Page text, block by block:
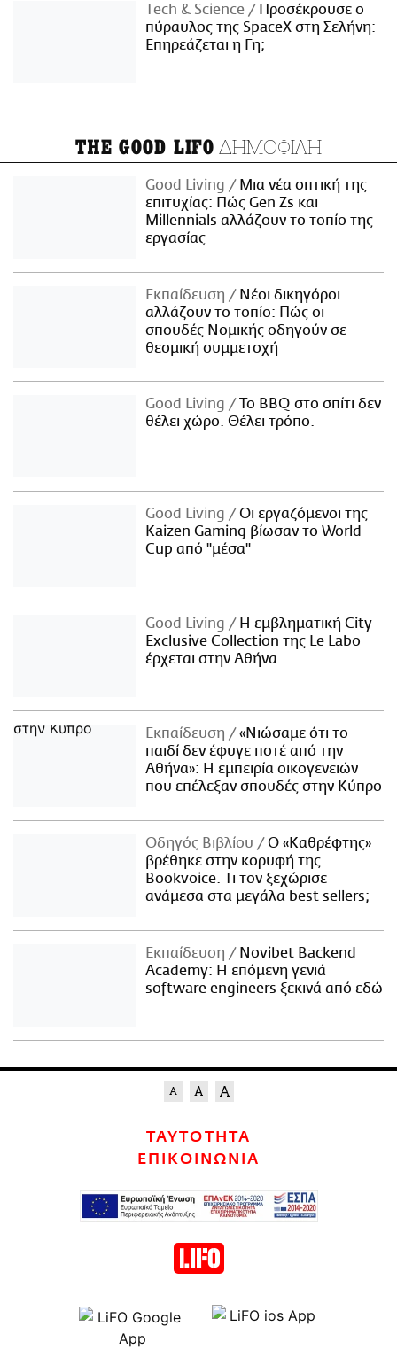
Τech & Science
Προσέκρουσε ο
πύραυλος της SpaceX στη Σελήνη:
Επηρεάζεται η Γη;
THE GOOD LIFO ΔΗΜΟΦΙΛΗ
Good Living
Μια νέα οπτική της
επιτυχίας: Πώς Gen Zs και
Millennials αλλάζουν το τοπίο της
εργασίας
Εκπαίδευση
Νέοι δικηγόροι
αλλάζουν το τοπίο: Πώς οι
σπουδές Νομικής οδηγούν σε
θεσμική συμμετοχή
Good Living
Το BBQ στο σπίτι δεν
θέλει χώρο. Θέλει τρόπο.
Good Living
Οι εργαζόμενοι της
Kaizen Gaming βίωσαν το World
Cup από "μέσα"
Good Living
Η εμβληματική City
Exclusive Collection της Le Labo
έρχεται στην Αθήνα
Εκπαίδευση
«Νιώσαμε ότι το
παιδί δεν έφυγε ποτέ από την
Αθήνα»: Η εμπειρία οικογενειών
που επέλεξαν σπουδές στην Κύπρο
Οδηγός Βιβλίου
Ο «Καθρέφτης»
βρέθηκε στην κορυφή της
Bookvoice. Τι τον ξεχώρισε
ανάμεσα στα μεγάλα best sellers;
Εκπαίδευση
Novibet Backend
Academy: Η επόμενη γενιά
software engineers ξεκινά από εδώ
ΤΑΥΤΟΤΗΤΑ
ΕΠΙΚΟΙΝΩΝΙΑ